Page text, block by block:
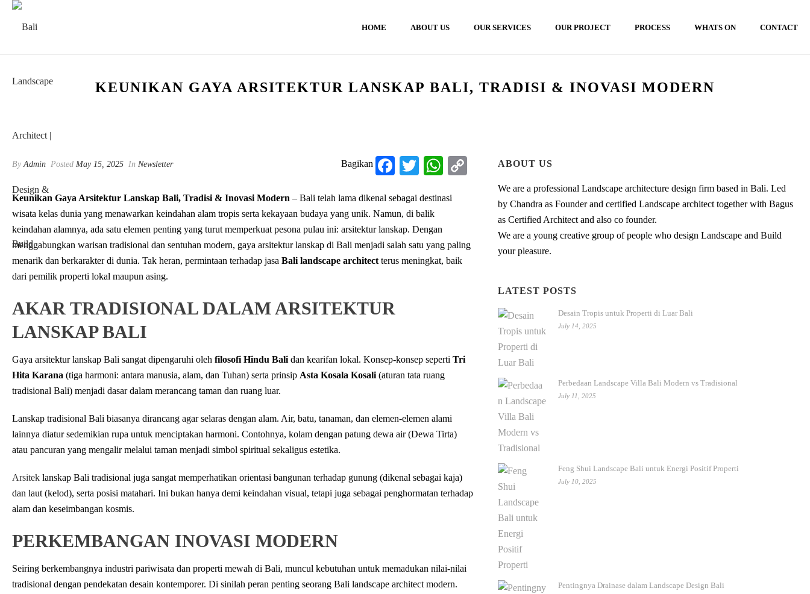
HOME ABOUT US OUR SERVICES OUR PROJECT PROCESS WHATS ON CONTACT
KEUNIKAN GAYA ARSITEKTUR LANSKAP BALI, TRADISI & INOVASI MODERN
ByAdmin Posted May 15, 2025 In Newsletter Bagikan
Fa
bo
ok
T
tte
r
W
ts
pp nk
Keunikan Gaya Arsitektur Lanskap Bali, Tradisi & Inovasi Modern – Bali telah lama dikenal sebagai destinasi
wisata kelas dunia yang menawarkan keindahan alam tropis serta kekayaan budaya yang unik. Namun, di balik
keindahan alamnya, ada satu elemen penting yang turut memperkuat pesona pulau ini: arsitektur lanskap. Dengan
menggabungkan warisan tradisional dan sentuhan modern, gaya arsitektur lanskap di Bali menjadi salah satu yang paling
menarik dan berkarakter di dunia. Tak heran, permintaan terhadap jasa Bali landscape architect terus meningkat, baik
dari pemilik properti lokal maupun asing.
AKAR TRADISIONAL DALAM ARSITEKTUR
LANSKAP BALI
Gaya arsitektur lanskap Bali sangat dipengaruhi oleh filosofi Hindu Bali dan kearifan lokal. Konsep-konsep seperti Tri
Hita Karana (tiga harmoni: antara manusia, alam, dan Tuhan) serta prinsip Asta Kosala Kosali (aturan tata ruang
tradisional Bali) menjadi dasar dalam merancang taman dan ruang luar.
Lanskap tradisional Bali biasanya dirancang agar selaras dengan alam. Air, batu, tanaman, dan elemen-elemen alami
lainnya diatur sedemikian rupa untuk menciptakan harmoni. Contohnya, kolam dengan patung dewa air (Dewa Tirta)
atau pancuran yang mengalir melalui taman menjadi simbol spiritual sekaligus estetika.
Arsitek lanskap Bali tradisional juga sangat memperhatikan orientasi bangunan terhadap gunung (dikenal sebagai kaja)
dan laut (kelod), serta posisi matahari. Ini bukan hanya demi keindahan visual, tetapi juga sebagai penghormatan terhadap
alam dan keseimbangan kosmis.
PERKEMBANGAN INOVASI MODERN
Seiring berkembangnya industri pariwisata dan properti mewah di Bali, muncul kebutuhan untuk memadukan nilai-nilai
tradisional dengan pendekatan desain kontemporer. Di sinilah peran penting seorang Bali landscape architect modern.
ABOUT US
We are a professional Landscape architecture design firm based in Bali. Led
by Chandra as Founder and certified Landscape architect together with Bagus
as Certified Architect and also co founder.
We are a young creative group of people who design Landscape and Build
your pleasure.
LATEST POSTS
Desain Tropis untuk Properti di Luar Bali
July 14, 2025
Perbedaan Landscape Villa Bali Modern vs Tradisional
July 11, 2025
Feng Shui Landscape Bali untuk Energi Positif Properti
July 10, 2025
Pentingnya Drainase dalam Landscape Design Bali